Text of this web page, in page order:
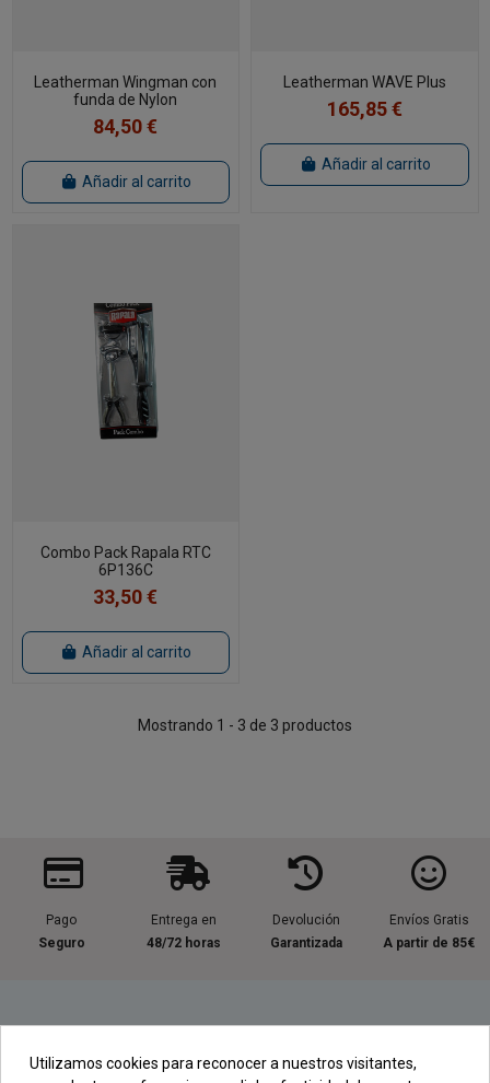
Leatherman Wingman con
funda de Nylon
84,50 €
Añadir al carrito
Leatherman WAVE Plus
165,85 €
Añadir al carrito
Combo Pack Rapala RTC
6P136C
33,50 €
Añadir al carrito
Mostrando 1 - 3 de 3 productos
Pago
Seguro
Entrega en
48/72 horas
Devolución
Garantizada
Envíos Gratis
A partir de 85€
Utilizamos cookies para reconocer a nuestros visitantes,